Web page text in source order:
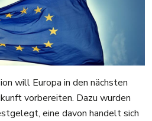
will Europa in den nächsten
vorbereiten. Dazu wurden
eine davon handelt sich